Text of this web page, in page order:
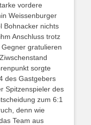
vordere
Weissenburger
Bohnacker nichts
Anschluss trotz
gratulieren
sorgte
des Gastgebers
Spitzenspieler des
zum 6:1
denn wie
Team aus